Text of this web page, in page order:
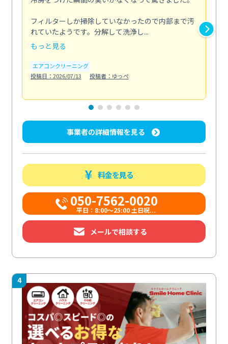
フィルターしか掃除していなかったので内部まで汚
れていたようです。分解して洗浄し...
もっと見る
エアコンクリーニング
投稿日：2026/07/13
投稿者：ゆっぺ
事業者の詳細情報を見る
料金を見る
050-7562-0020
平日：8:00〜25:00 土日祝...
メールで相談する
4